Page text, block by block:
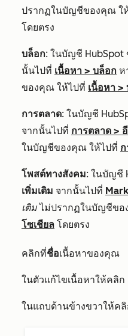
ปรากฏในบัญชีของคุณ ใ
โดยตรง
บล็อก: ในบัญชี
นั้นไปที่ เนื้อหา > บล็อก ห
ของคุณ ให้ไปที่ เนื้อหา >
การตลาด: ในบัญชี
จากนั้นไปที่ การตลาด >
ในบัญชีของคุณ ให้ไปที่
โพสต์ทางสังคม: ในบัญชี
เพิ่มเติม จากนั้นไปที่
เติมไม่ปรากฏในบัญชีขอ
โซเชียล โดยตรง
คลิกที่ชื่อเนื้อหาของคุณ
ในตัวแก้ไขเนื้อหาให้คลิก
ในแถบด้านข้างขวาให้ค